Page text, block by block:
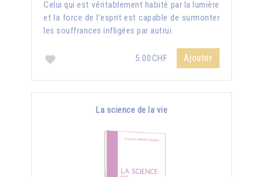
Celui qui est véritablement habité par la lumière
et la force de l’esprit est capable de surmonter
les souffrances infligées par autrui.
5.00CHF Ajouter
La science de la vie